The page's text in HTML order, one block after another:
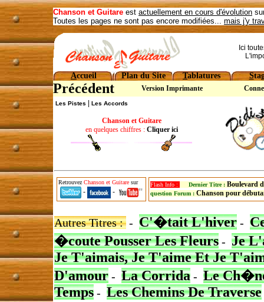
Chanson et Guitare est actuellement en cours d'évolution
Toutes les pages ne sont pas encore modifiées... mais j'y
Ici
Accueil Plan du Site Tablatures S
Précédent Version Imprimante
Les Pistes Les Accords
Chanson et Guitare
en quelques chiffres : Cliquer ici
Retrouvez Chanson et Guitare sur
- -
Flash Info : Dernier Titre : Boulevard
question Forum : Chanson pour
Autres Titres : - C'�tait L'hiver -
�coute Pousser Les Fleurs - Je
Je T'aimais, Je T'aime Et Je
D'amour - La Corrida - Le
Temps - Les Chemins De Traverse